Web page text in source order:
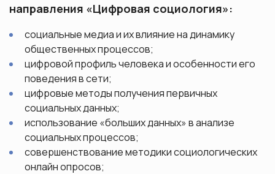
направления «Цифровая социология»:
социальные медиа и их влияние на динамику
общественных процессов;
цифровой профиль человека и особенности его
поведения в сети;
цифровые методы получения первичных
социальных данных;
использование «больших данных» в анализе
социальных процессов;
совершенствование методики социологических
онлайн опросов;